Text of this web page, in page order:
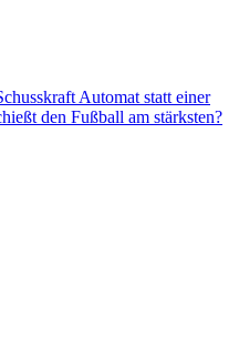
Automat statt einer
den Fußball am stärksten?